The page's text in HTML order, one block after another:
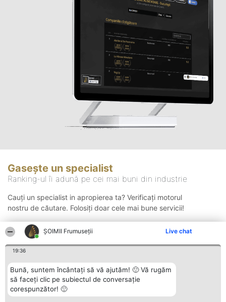
ȘOIMII Frumuseții Live chat
19:36
Bună, suntem încântați să vă ajutăm! 🙂 Vă rugăm
să faceți clic pe subiectul de conversație
corespunzător! 🙂
Gasește un specialist
Ranking-ul îi adună pe cei mai buni din industrie
Cauți un specialist in apropierea ta? Verificați motorul
nostru de căutare. Folosiți doar cele mai bune servicii!